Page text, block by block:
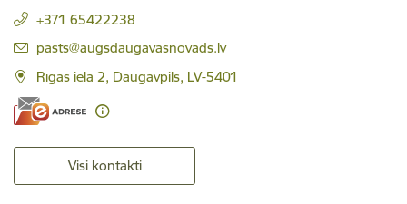
+371 65422238
E-pasts:
pasts@augsdaugavasnovads.lv
Rīgas iela 2, Daugavpils, LV-5401
Visi kontakti